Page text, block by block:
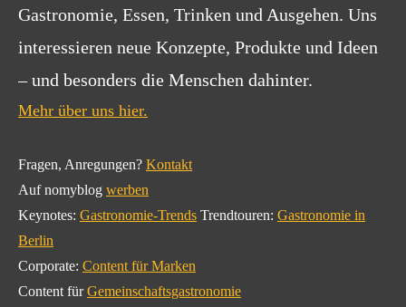
Gastronomie, Essen, Trinken und Ausgehen. Uns
interessieren neue Konzepte, Produkte und Ideen
– und besonders die Menschen dahinter.
Mehr über uns hier.
Fragen, Anregungen? Kontakt
Auf nomyblog werben
Keynotes: Gastronomie-Trends Trendtouren: Gastronomie in
Berlin
Corporate: Content für Marken
Content fürGemeinschaftsgastronomie